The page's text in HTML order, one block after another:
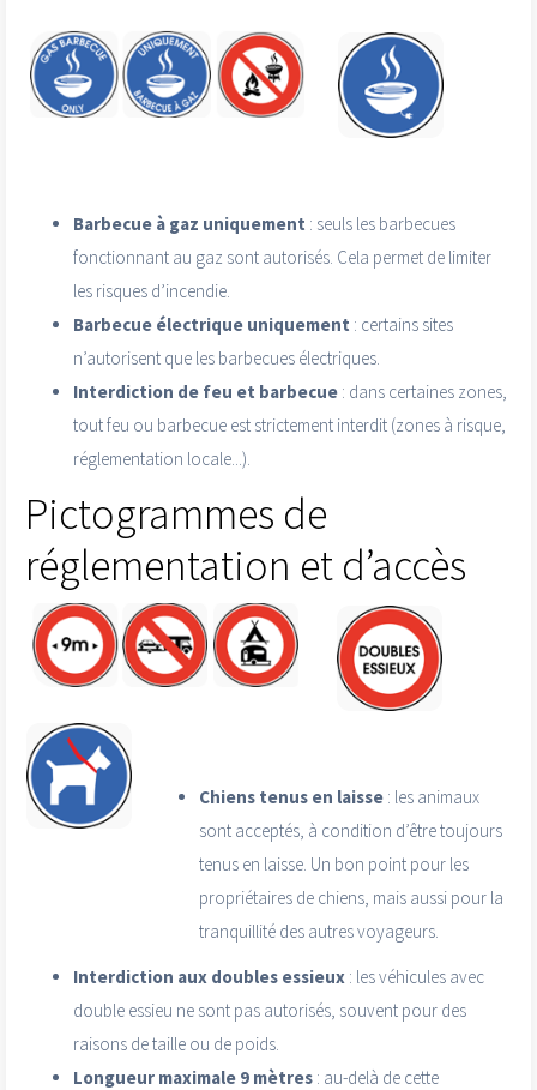
Barbecue à gaz uniquement : seuls les barbecues
fonctionnant au gaz sont autorisés. Cela permet de limiter
les risques d’incendie.
Barbecue électrique uniquement : certains sites
n’autorisent que les barbecues électriques.
Interdiction de feu et barbecue : dans certaines zones,
tout feu ou barbecue est strictement interdit (zones à risque,
réglementation locale...).
Pictogrammes de
réglementation et d’accès
Chiens tenus en laisse : les animaux
sont acceptés, à condition d’être toujours
tenus en laisse. Un bon point pour les
propriétaires de chiens, mais aussi pour la
tranquillité des autres voyageurs.
Interdiction aux doubles essieux : les véhicules avec
double essieu ne sont pas autorisés, souvent pour des
raisons de taille ou de poids.
Longueur maximale 9 mètres : au-delà de cette